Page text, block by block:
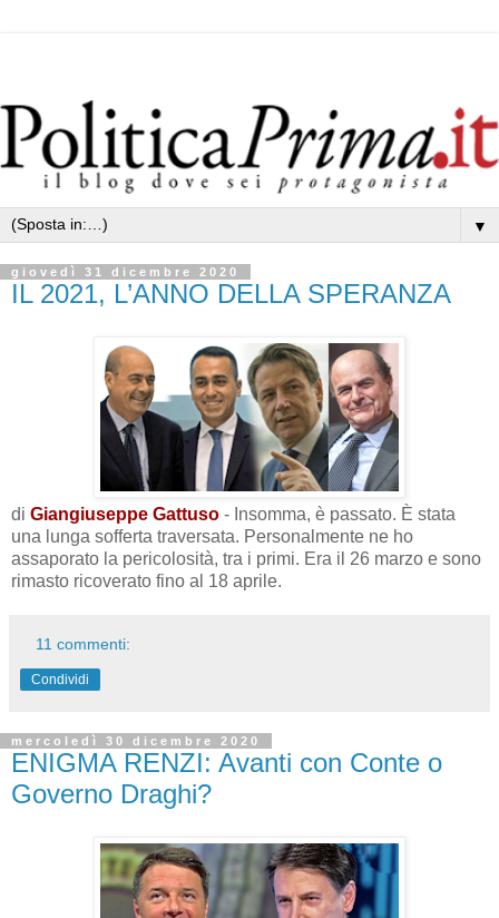
▼
giovedì 31 dicembre 2020
IL 2021, L’ANNO DELLA SPERANZA
di Giangiuseppe Gattuso - Insomma, è passato. È stata
una lunga sofferta traversata. Personalmente ne ho
assaporato la pericolosità, tra i primi. Era il 26 marzo e sono
rimasto ricoverato fino al 18 aprile.
11 commenti:
Condividi
mercoledì 30 dicembre 2020
ENIGMA RENZI: Avanti con Conte o
Governo Draghi?